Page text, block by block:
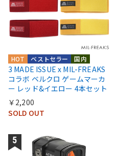
国内
ベストセラー
HOT
3 MADE ISSUE x MIL-FREAKS
コラボ ベルクロ ゲームマーカ
ー レッド&イエロー 4本セット
￥2,200
SOLD OUT